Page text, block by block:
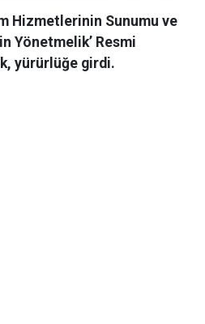
Hizmetlerinin Sunumu ve
Yönetmelik’ Resmi
yürürlüğe girdi.